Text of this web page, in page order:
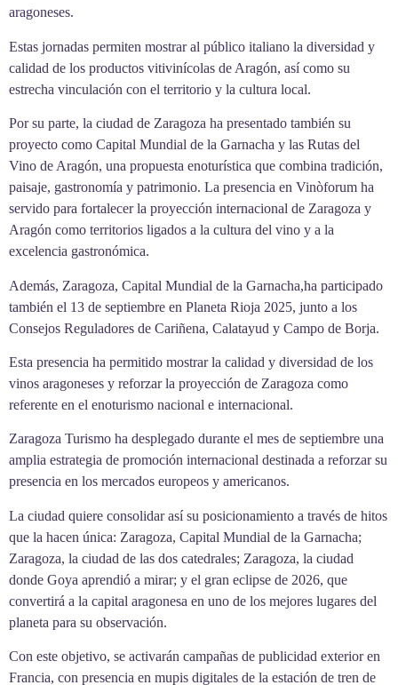
aragoneses.
Estas jornadas permiten mostrar al público italiano la diversidad y
calidad de los productos vitivinícolas de Aragón, así como su
estrecha vinculación con el territorio y la cultura local.
Por su parte, la ciudad de Zaragoza ha presentado también su
proyecto como Capital Mundial de la Garnacha y las Rutas del
Vino de Aragón, una propuesta enoturística que combina tradición,
paisaje, gastronomía y patrimonio. La presencia en Vinòforum ha
servido para fortalecer la proyección internacional de Zaragoza y
Aragón como territorios ligados a la cultura del vino y a la
excelencia gastronómica.
Además, Zaragoza, Capital Mundial de la Garnacha,ha participado
también el 13 de septiembre en Planeta Rioja 2025, junto a los
Consejos Reguladores de Cariñena, Calatayud y Campo de Borja.
Esta presencia ha permitido mostrar la calidad y diversidad de los
vinos aragoneses y reforzar la proyección de Zaragoza como
referente en el enoturismo nacional e internacional.
Zaragoza Turismo ha desplegado durante el mes de septiembre una
amplia estrategia de promoción internacional destinada a reforzar su
presencia en los mercados europeos y americanos.
La ciudad quiere consolidar así su posicionamiento a través de hitos
que la hacen única: Zaragoza, Capital Mundial de la Garnacha;
Zaragoza, la ciudad de las dos catedrales; Zaragoza, la ciudad
donde Goya aprendió a mirar; y el gran eclipse de 2026, que
convertirá a la capital aragonesa en uno de los mejores lugares del
planeta para su observación.
Con este objetivo, se activarán campañas de publicidad exterior en
Francia, con presencia en mupis digitales de la estación de tren de